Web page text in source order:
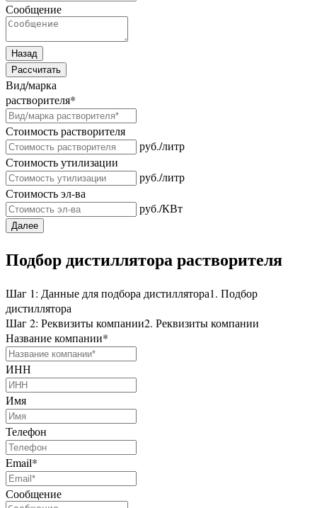
Сообщение
Назад
Рассчитать
Вид/марка
растворителя*
Стоимость растворителя
руб./литр
Стоимость утилизации
руб./литр
Стоимость эл-ва
руб./КВт
Далее
Подбор дистиллятора растворителя
Шаг 1: Данные для подбора дистиллятора1. Подбор
дистиллятора
Шаг 2: Реквизиты компании2. Реквизиты компании
Название компании*
ИНН
Имя
Телефон
Email*
Сообщение